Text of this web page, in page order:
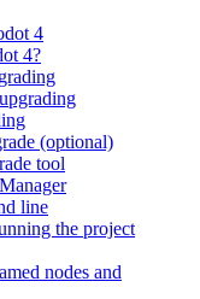
4
4?
(optional)
tool
line
the project
nodes and